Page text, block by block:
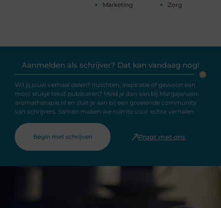
Marketing
Zorg
Aanmelden als schrijver? Dat kan vandaag nog!
Wil jij jouw verhaal delen? Inzichten, inspiratie of gewoon een
mooi stukje tekst publiceren? Meld je dan aan bij Margajansen-
aromatherapie.nl en sluit je aan bij een groeiende community
van schrijvers. Samen maken we ruimte voor echte verhalen.
Begin met schrijven Praat met ons